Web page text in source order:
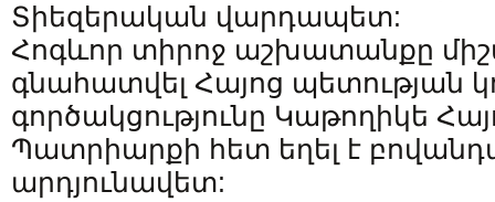
Տիեզերական վարդապետ:
Հոգևոր տիրոջ աշխատանքը
գնահատվել Հայոց պետության
գործակցությունը Կաթողիկե
Պատրիարքի հետ եղել է
արդյունավետ: